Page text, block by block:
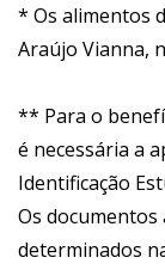
* Os alimentos
Araújo Vianna,
** Para o
é necessária a
Identificação
Os documentos
determinados